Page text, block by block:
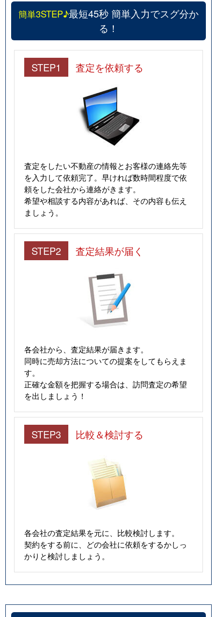
簡単3STEP♪最短45秒 簡単入力でスグ分か
る！
STEP1 査定を依頼する
査定をしたい不動産の情報とお客様の連絡先等
を入力して依頼完了。早ければ数時間程度で依
頼をした会社から連絡がきます。
希望や相談する内容があれば、その内容も伝え
ましょう。
STEP2 査定結果が届く
各会社から、査定結果が届きます。
同時に売却方法についての提案をしてもらえま
す。
正確な金額を把握する場合は、訪問査定の希望
を出しましょう！
STEP3 比較＆検討する
各会社の査定結果を元に、比較検討します。
契約をする前に、どの会社に依頼をするかしっ
かりと検討しましょう。